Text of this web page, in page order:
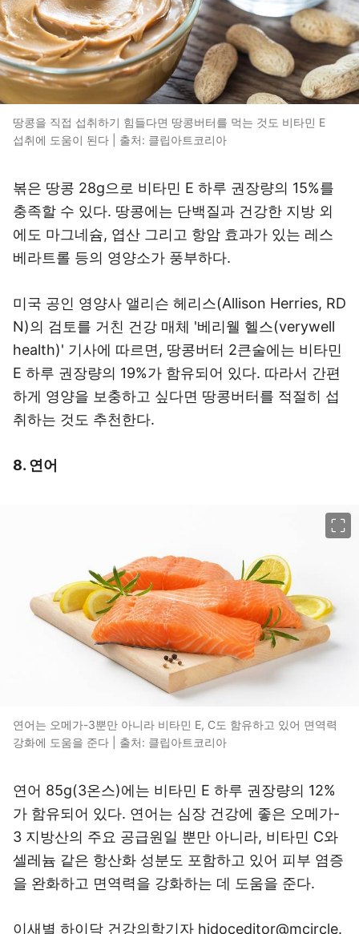
땅콩을 직접 섭취하기 힘들다면 땅콩버터를 먹는 것도 비타민 E
섭취에 도움이 된다 | 출처: 클립아트코리아
볶은 땅콩 28g으로 비타민 E 하루 권장량의 15%를
충족할 수 있다. 땅콩에는 단백질과 건강한 지방 외
에도 마그네슘, 엽산 그리고 항암 효과가 있는 레스
베라트롤 등의 영양소가 풍부하다.
미국 공인 영양사 앨리슨 헤리스(Allison Herries, RD
N)의 검토를 거친 건강 매체 '베리웰 헬스(verywell
health)' 기사에 따르면, 땅콩버터 2큰술에는 비타민
E 하루 권장량의 19%가 함유되어 있다. 따라서 간편
하게 영양을 보충하고 싶다면 땅콩버터를 적절히 섭
취하는 것도 추천한다.
8. 연어
연어는 오메가-3뿐만 아니라 비타민 E, C도 함유하고 있어 면역력
강화에 도움을 준다 | 출처: 클립아트코리아
연어 85g(3온스)에는 비타민 E 하루 권장량의 12%
가 함유되어 있다. 연어는 심장 건강에 좋은 오메가-
3 지방산의 주요 공급원일 뿐만 아니라, 비타민 C와
셀레늄 같은 항산화 성분도 포함하고 있어 피부 염증
을 완화하고 면역력을 강화하는 데 도움을 준다.
이새별 하이닥 건강의학기자 hidoceditor@mcircle.